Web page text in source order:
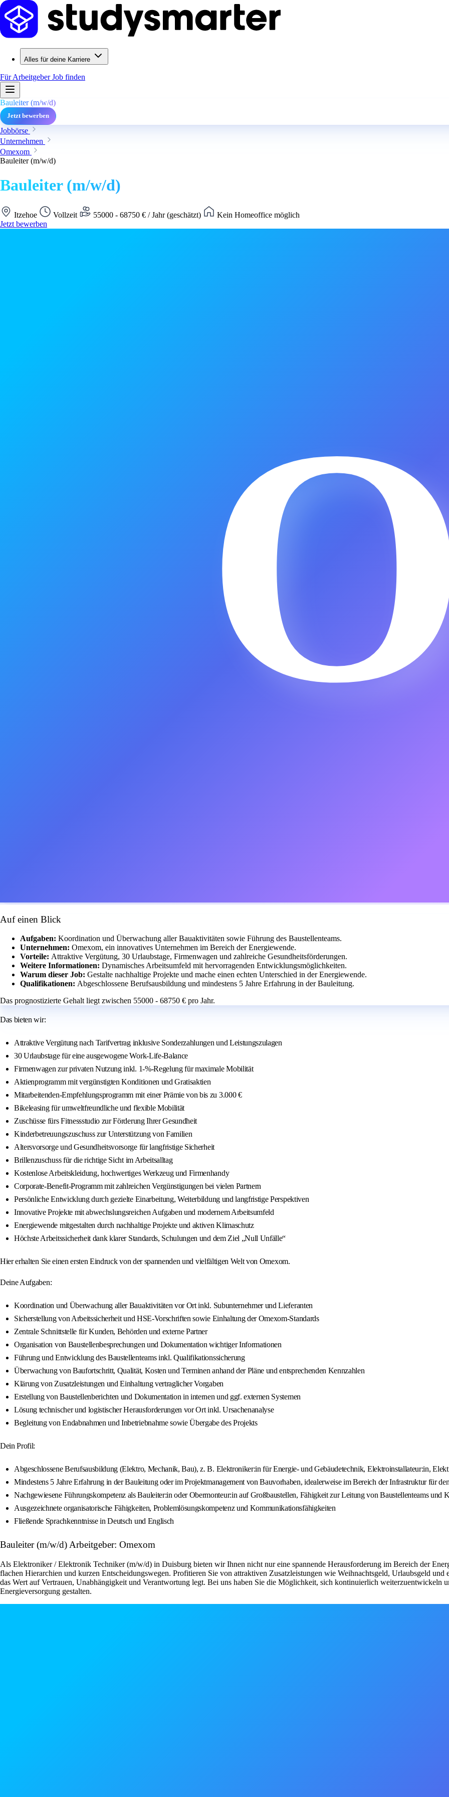
Alles für deine Karriere
Für ArbeitgeberJob finden
Bauleiter (m/w/d)
Jetzt bewerben
Jobbörse
Unternehmen
Omexom
Bauleiter (m/w/d)
Bauleiter (m/w/d)
Itzehoe Vollzeit 55000 - 68750 € / Jahr (geschätzt)
Kein Homeoffice möglich
Jetzt bewerben
Auf einen Blick
Aufgaben: Koordination und Überwachung aller Bauaktivitäten sowie Führung des Baustellenteams.
Unternehmen: Omexom, ein innovatives Unternehmen im Bereich der Energiewende.
Vorteile: Attraktive Vergütung, 30 Urlaubstage, Firmenwagen und zahlreiche Gesundheitsförderungen.
Weitere Informationen: Dynamisches Arbeitsumfeld mit hervorragenden Entwicklungsmöglichkeiten.
Warum dieser Job: Gestalte nachhaltige Projekte und mache einen echten Unterschied in der Energiewende.
Qualifikationen: Abgeschlossene Berufsausbildung und mindestens 5 Jahre Erfahrung in der Bauleitung.
Das prognostizierte Gehalt liegt zwischen 55000 - 68750 € pro Jahr.
Das bieten wir:
Attraktive Vergütung nach Tarifvertrag inklusive Sonderzahlungen und Leistungszulagen
30 Urlaubstage für eine ausgewogene Work-Life-Balance
Firmenwagen zur privaten Nutzung inkl. 1-%-Regelung für maximale Mobilität
Aktienprogramm mit vergünstigten Konditionen und Gratisaktien
Mitarbeitenden-Empfehlungsprogramm mit einer Prämie von bis zu 3.000 €
Bikeleasing für umweltfreundliche und flexible Mobilität
Zuschüsse fürs Fitnessstudio zur Förderung Ihrer Gesundheit
Kinderbetreuungszuschuss zur Unterstützung von Familien
Altersvorsorge und Gesundheitsvorsorge für langfristige Sicherheit
Brillenzuschuss für die richtige Sicht im Arbeitsalltag
Kostenlose Arbeitskleidung, hochwertiges Werkzeug und Firmenhandy
Corporate-Benefit-Programm mit zahlreichen Vergünstigungen bei vielen Partnern
Persönliche Entwicklung durch gezielte Einarbeitung, Weiterbildung und langfristige Perspektiven
Innovative Projekte mit abwechslungsreichen Aufgaben und modernem Arbeitsumfeld
Energiewende mitgestalten durch nachhaltige Projekte und aktiven Klimaschutz
Höchste Arbeitssicherheit dank klarer Standards, Schulungen und dem Ziel „Null Unfälle“
Hier erhalten Sie einen ersten Eindruck von der spannenden und vielfältigen Welt von Omexom.
Deine Aufgaben:
Koordination und Überwachung aller Bauaktivitäten vor Ort inkl. Subunternehmer und Lieferanten
Sicherstellung von Arbeitssicherheit und HSE-Vorschriften sowie Einhaltung der Omexom-Standards
Zentrale Schnittstelle für Kunden, Behörden und externe Partner
Organisation von Baustellenbesprechungen und Dokumentation wichtiger Informationen
Führung und Entwicklung des Baustellenteams inkl. Qualifikationssicherung
Überwachung von Baufortschritt, Qualität, Kosten und Terminen anhand der Pläne und entsprechenden Kennzahlen
Klärung von Zusatzleistungen und Einhaltung vertraglicher Vorgaben
Erstellung von Baustellenberichten und Dokumentation in internen und ggf. externen Systemen
Lösung technischer und logistischer Herausforderungen vor Ort inkl. Ursachenanalyse
Begleitung von Endabnahmen und Inbetriebnahme sowie Übergabe des Projekts
Dein Profil:
Abgeschlossene Berufsausbildung (Elektro, Mechanik, Bau), z. B. Elektroniker:in für Energie- und Gebäudetechnik, Elektroinstallateur:in,
Mindestens 5 Jahre Erfahrung in der Bauleitung oder im Projektmanagement von Bauvorhaben, idealerweise im Bereich der Infrastruktur für
Nachgewiesene Führungskompetenz als Bauleiter:in oder Obermonteur:in auf Großbaustellen, Fähigkeit zur Leitung von Baustellenteams und
Ausgezeichnete organisatorische Fähigkeiten, Problemlösungskompetenz und Kommunikationsfähigkeiten
Fließende Sprachkenntnisse in Deutsch und Englisch
Bauleiter (m/w/d) Arbeitgeber: Omexom
Als Elektroniker / Elektronik Techniker (m/w/d) in Duisburg bieten wir Ihnen nicht nur eine spannende Herausforderung im Bereich der
flachen Hierarchien und kurzen Entscheidungswegen. Profitieren Sie von attraktiven Zusatzleistungen wie Weihnachtsgeld, Urlaubsgeld
das Wert auf Vertrauen, Unabhängigkeit und Verantwortung legt. Bei uns haben Sie die Möglichkeit, sich kontinuierlich
Energieversorgung gestalten.